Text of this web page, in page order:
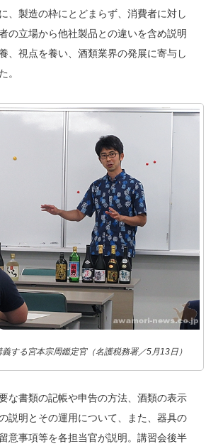
、製造の枠にとどまらず、消費者に対し
の立場から他社製品との違いを含め説明
、視点を養い、酒類業界の発展に寄与し
。
する宮本宗周鑑定官（名護税務署／5月13日）
な書類の記帳や申告の方法、酒類の表示
説明とその運用について、また、器具の
意事項等を各担当官が説明。講習会後半